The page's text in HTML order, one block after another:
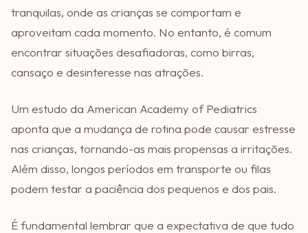
tranquilas, onde as crianças se comportam e
aproveitam cada momento. No entanto, é comum
encontrar situações desafiadoras, como birras,
cansaço e desinteresse nas atrações.
Um estudo da American Academy of Pediatrics
aponta que a mudança de rotina pode causar estresse
nas crianças, tornando-as mais propensas a irritações.
Além disso, longos períodos em transporte ou filas
podem testar a paciência dos pequenos e dos pais.
É fundamental lembrar que a expectativa de que tudo